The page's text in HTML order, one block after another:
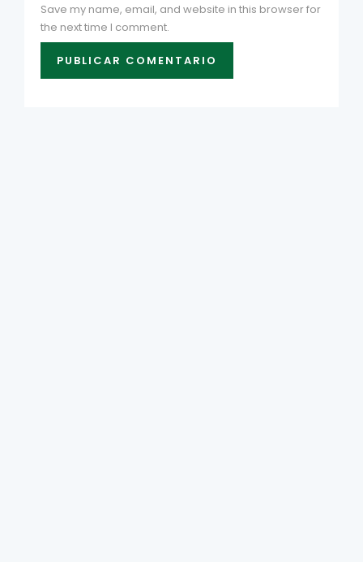
Save my name, email, and website in this browser for
the next time I comment.